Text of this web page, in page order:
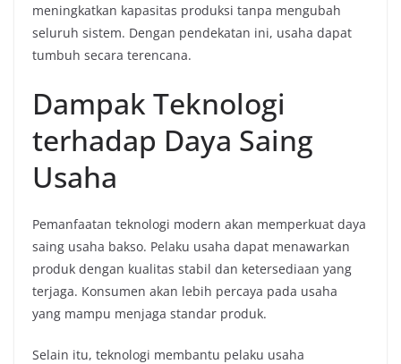
meningkatkan kapasitas produksi tanpa mengubah
seluruh sistem. Dengan pendekatan ini, usaha dapat
tumbuh secara terencana.
Dampak Teknologi
terhadap Daya Saing
Usaha
Pemanfaatan teknologi modern akan memperkuat daya
saing usaha bakso. Pelaku usaha dapat menawarkan
produk dengan kualitas stabil dan ketersediaan yang
terjaga. Konsumen akan lebih percaya pada usaha
yang mampu menjaga standar produk.
Selain itu, teknologi membantu pelaku usaha